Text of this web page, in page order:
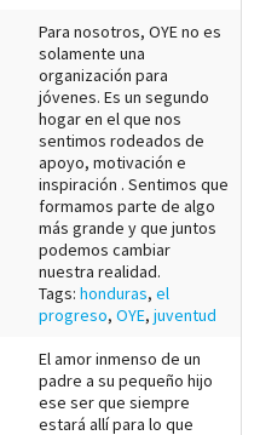
Para nosotros, OYE no es
solamente una
organización para
jóvenes. Es un segundo
hogar en el que nos
sentimos rodeados de
apoyo, motivación e
inspiración . Sentimos que
formamos parte de algo
más grande y que juntos
podemos cambiar
nuestra realidad.
Tags: honduras, el
progreso, OYE, juventud
El amor inmenso de un
padre a su pequeño hijo
ese ser que siempre
estará allí para lo que